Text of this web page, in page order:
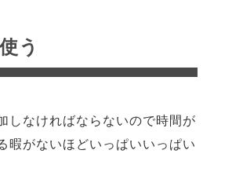
う
しなければならないので時間が
暇がないほどいっぱいいっぱい